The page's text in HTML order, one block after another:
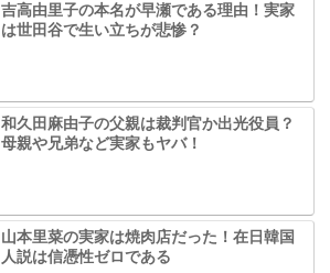
吉高由里子の本名が早瀬である理由！実家
は世田谷で生い立ちが悲惨？
和久田麻由子の父親は裁判官か出光役員？
母親や兄弟など実家もヤバ！
山本里菜の実家は焼肉店だった！在日韓国
人説は信憑性ゼロである